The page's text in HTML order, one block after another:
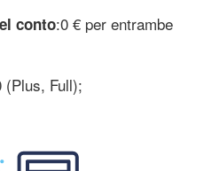
conto:0 € per entrambe
(Plus, Full);